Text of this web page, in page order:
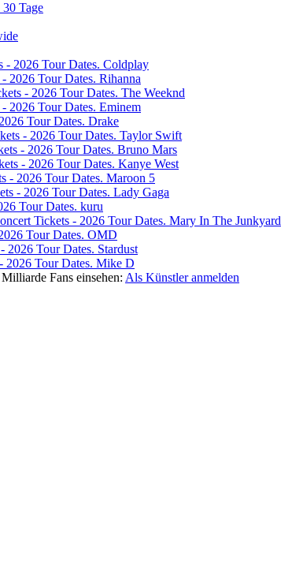
30 Tage
Coldplay
Rihanna
The Weeknd
Eminem
Drake
Taylor Swift
Bruno Mars
Kanye West
Maroon 5
Lady Gaga
kuru
Mary In The Junkyard
OMD
Stardust
Mike D
Fans einsehen: Als Künstler anmelden